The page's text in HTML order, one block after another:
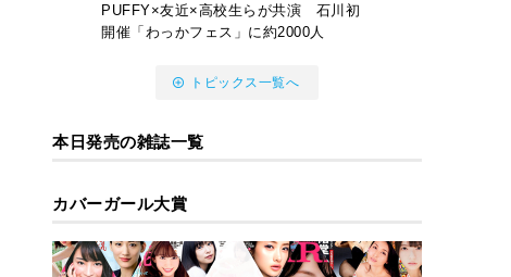
PUFFY×友近×高校生らが共演 石川初
開催「わっかフェス」に約2000人
トピックス一覧へ
本日発売の雑誌一覧
カバーガール大賞